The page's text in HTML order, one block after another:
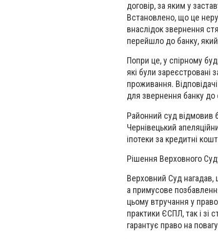
договір, за яким у
Встановлено, що це
внаслідок звернення
перейшло до банку,
Попри це, у спірному
які були
проживання.
для звернення банку
Районний суд відмовив
Чернівецький
іпотеки за кредитні
Рішення Верховного
Верховний Суд нагадав,
а примусове
цьому втручання у
практики ЄСПЛ, так і зі
гарантує право на